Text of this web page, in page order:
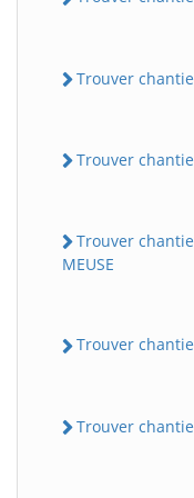
Trouver
Trouver
Trouver
MEUSE
Trouver
Trouver